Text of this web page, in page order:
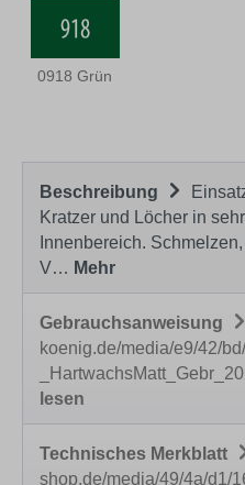
0918 Grün
Beschreibung
Kratzer und Löcher in
Innenbereich.
V… Mehr
Gebrauchsanweisung
koenig.de/media/e9/42/
lesen
Technisches Merkblatt
shop.de/media/49/4a/d1/